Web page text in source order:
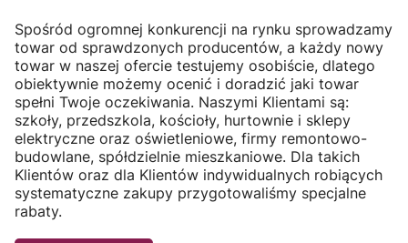
Spośród ogromnej konkurencji na rynku sprowadzamy
towar od sprawdzonych producentów, a każdy nowy
towar w naszej ofercie testujemy osobiście, dlatego
obiektywnie możemy ocenić i doradzić jaki towar
spełni Twoje oczekiwania. Naszymi Klientami są:
szkoły, przedszkola, kościoły, hurtownie i sklepy
elektryczne oraz oświetleniowe, firmy remontowo-
budowlane, spółdzielnie mieszkaniowe. Dla takich
Klientów oraz dla Klientów indywidualnych robiących
systematyczne zakupy przygotowaliśmy specjalne
rabaty.